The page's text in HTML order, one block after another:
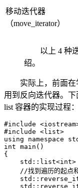
移动迭代器
（move_iterator）
以上 4 种
绍。
实际上，前面
用到反向迭代器。
list 容器的实现过程：
#include
#include <list>
using namespace
int main()
{
//找到遍历的起点